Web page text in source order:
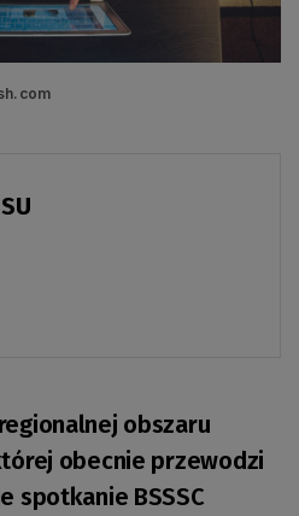
obszaru
obecnie przewodzi
spotkanie BSSSC